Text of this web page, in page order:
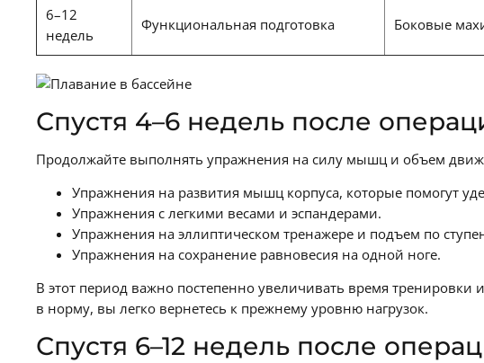
6–12
недель
Функциональная подготовка Боковые
Спустя 4–6 недель после
Продолжайте выполнять упражнения на силу мышц и объем
Упражнения на развития мышц корпуса, которые помогут
Упражнения с легкими весами и эспандерами.
Упражнения на эллиптическом тренажере и подъем по
Упражнения на сохранение равновесия на одной ноге.
В этот период важно постепенно увеличивать время
в норму, вы легко вернетесь к прежнему уровню нагрузок.
Спустя 6–12 недель после